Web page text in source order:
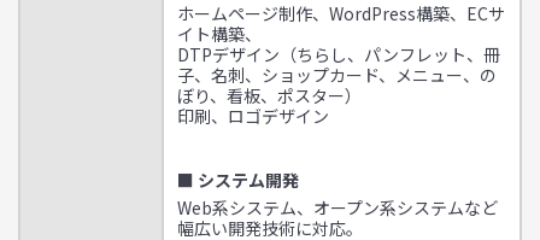
ホームページ制作、WordPress構築、ECサ
イト構築、
DTPデザイン（ちらし、パンフレット、冊
子、名刺、ショップカード、メニュー、の
ぼり、看板、ポスター）
印刷、ロゴデザイン
■ システム開発
Web系システム、オープン系システムなど
幅広い開発技術に対応。